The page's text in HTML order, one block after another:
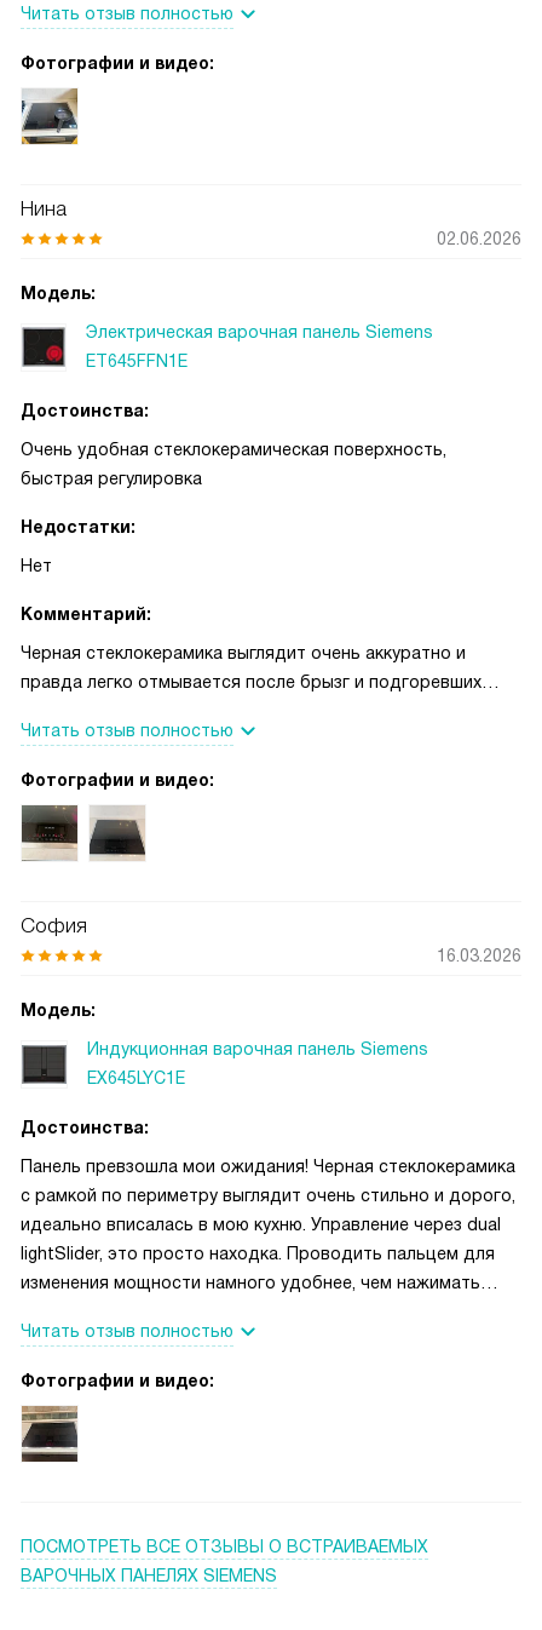
Читать отзыв полностью
Фотографии и видео:
Нина
02.06.2026
Модель:
Электрическая варочная панель Siemens
ET645FFN1E
Достоинства:
Очень удобная стеклокерамическая поверхность,
быстрая регулировка
Недостатки:
Нет
Комментарий:
Черная стеклокерамика выглядит очень аккуратно и
правда легко отмывается после брызг и подгоревших
плавно меняет мощность, и я точно знаю, что режимы
откликаются быстро. Когда готовлю для гостей, функция
почти мгновенно, и я не переживаю из‑за задержек в
приготовлении. Ещё мне нравится, что есть индикатор
уверенности при готовке. Четыре конфорки позволяют
одновременно варить суп и жарить, а двухконтурная зона
общем, прибор сделан для тех, кто ценит удобство и
Читать отзыв полностью
Фотографии и видео:
София
16.03.2026
Модель:
Индукционная варочная панель Siemens
EX645LYC1E
Достоинства:
Панель превзошла мои ожидания! Черная стеклокерамика
с рамкой по периметру выглядит очень стильно и дорого,
идеально вписалась в мою кухню. Управление через dual
lightSlider, это просто находка. Проводить пальцем для
изменения мощности намного удобнее, чем нажимать
ступеней мощности позволяют ювелирно настроить
нагрев, что критично для моих экспериментов с соусами и
Читать отзыв полностью
Фотографии и видео:
ПОСМОТРЕТЬ ВСЕ ОТЗЫВЫ О ВСТРАИВАЕМЫХ
ВАРОЧНЫХ ПАНЕЛЯХ SIEMENS